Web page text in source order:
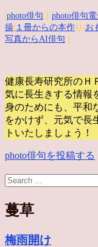
photo俳句 photo俳句
操 １冊からの本作 り| お
写真からAI俳句
健康長寿研究所のＨ
気に長生きする情報
身のためにも、平和
をかけず、元気で長
トいたしましょう！
photo俳句を投稿する
蔓草
梅雨開け